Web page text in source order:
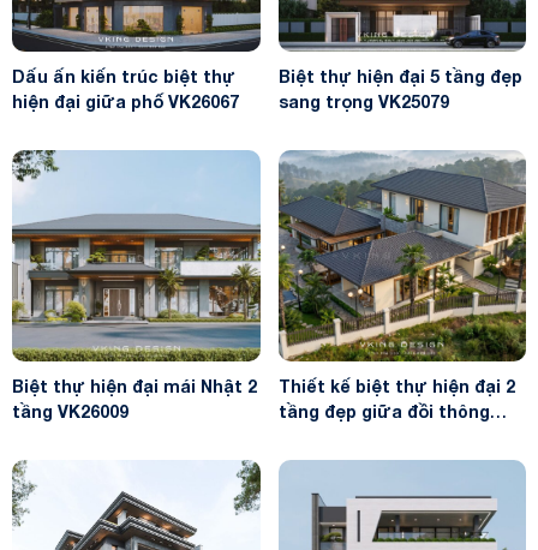
Dấu ấn kiến trúc biệt thự
hiện đại giữa phố VK26067
Biệt thự hiện đại 5 tầng đẹp
sang trọng VK25079
Biệt thự hiện đại mái Nhật 2
tầng VK26009
Thiết kế biệt thự hiện đại 2
tầng đẹp giữa đồi thông